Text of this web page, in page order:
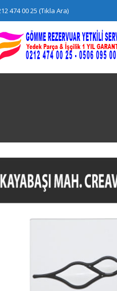
474 00 25 (Tıkla Ara)